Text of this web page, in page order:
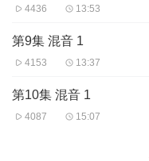
4436 13:53
第9集 混音 1
4153 13:37
第10集 混音 1
4087 15:07